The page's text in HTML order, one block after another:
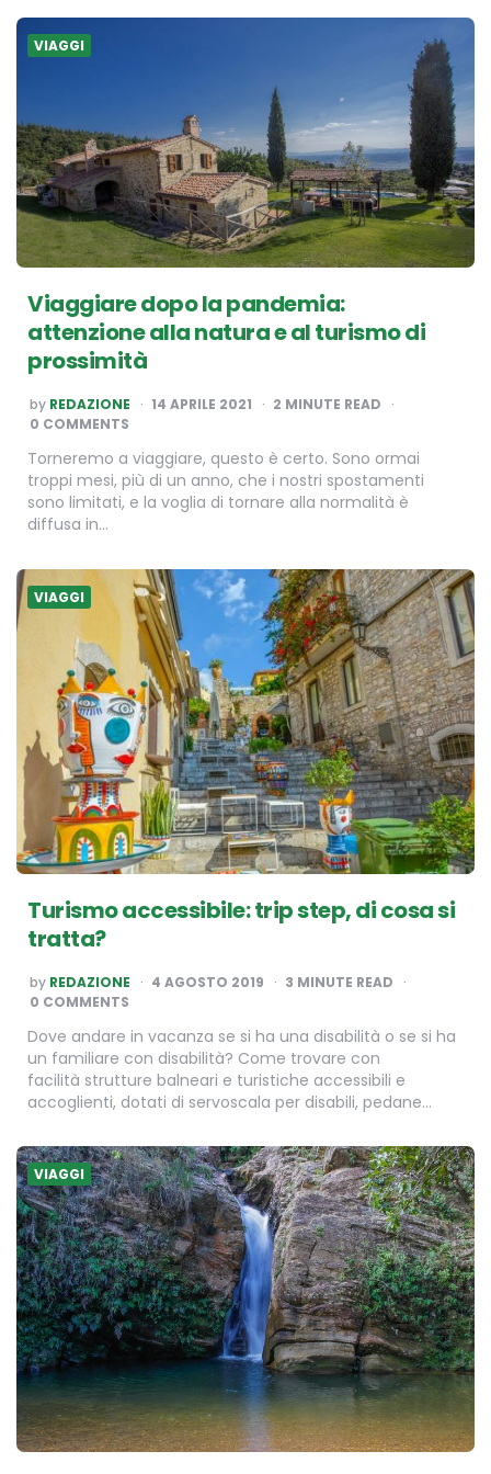
VIAGGI
Viaggiare dopo la pandemia:
attenzione alla natura e al turismo di
prossimità
POSTED
BY
by REDAZIONE 14 APRILE 2021 2 MINUTE READ
0 COMMENTS
Torneremo a viaggiare, questo è certo. Sono ormai
troppi mesi, più di un anno, che i nostri spostamenti
sono limitati, e la voglia di tornare alla normalità è
diffusa in…
VIAGGI
Turismo accessibile: trip step, di cosa si
tratta?
POSTED
BY
by REDAZIONE 4 AGOSTO 2019 3 MINUTE READ
0 COMMENTS
Dove andare in vacanza se si ha una disabilità o se si ha
un familiare con disabilità? Come trovare con
facilità strutture balneari e turistiche accessibili e
accoglienti, dotati di servoscala per disabili, pedane…
VIAGGI